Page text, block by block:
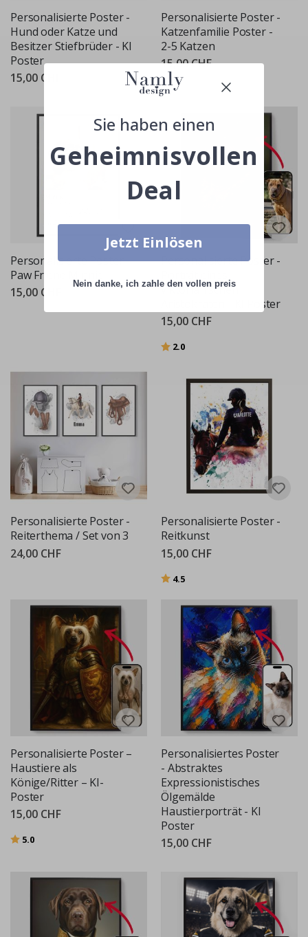
Personalisierte Poster -
Hund oder Katze und
Besitzer Stiefbrüder - KI
Poster
15,00 CHF
Personalisierte Poster -
Katzenfamilie Poster -
2-5 Katzen
15,00 CHF
Personalisierte Poster -
Paw Friend Minnie
15,00 CHF
Personalisierte Poster -
viktorianischen
Aristokraten - KI Poster
15,00 CHF
Bewertung:
2.0
Personalisierte Poster -
Reiterthema / Set von 3
24,00 CHF
Personalisierte Poster -
Reitkunst
15,00 CHF
Bewertung:
4.5
Personalisierte Poster –
Haustiere als
Könige/Ritter – KI-
Poster
15,00 CHF
Bewertung:
5.0
Personalisiertes Poster
- Abstraktes
Expressionistisches
Ölgemälde
Haustierporträt - KI
Poster
15,00 CHF
Sie haben einen
Geheimnisvollen
Deal
Jetzt Einlösen
Nein danke, ich zahle den vollen preis